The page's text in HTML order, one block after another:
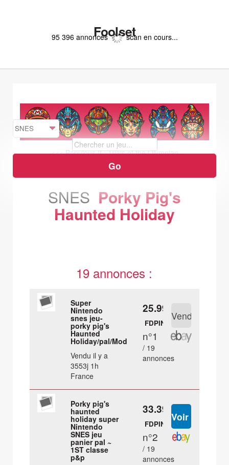
Foolset
95 396 annonces scan en cours...
<<< Populous II : Trials of the Olympian
SNES Porky Pig's
Haunted Holiday
19 annonces :
Super
Nintendo
snes jeu-
porky pig's
Haunted
Holiday/pal/Module
Vendu il y a
3553j 1h
France
25.99 €
FDPIN
n°1
/ 19
annonces
Porky pig's
haunted
holiday super
Nintendo
SNES jeu
panier pal ~
1ST classe
p&p
33.39 €
FDPIN
n°2
/ 19
annonces